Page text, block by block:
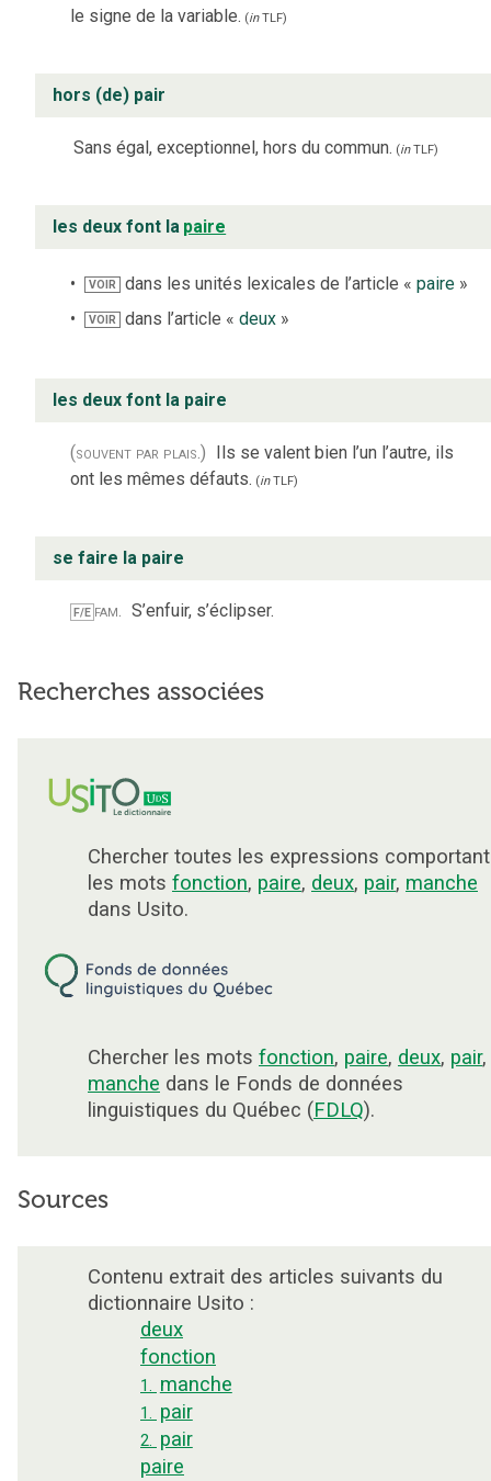
le signe de la variable. (inTLF)
hors (de) pair
Sans égal, exceptionnel, hors du commun. (inTLF)
les deux font la paire
VOIR dans les unités lexicales de l’article «paire »
VOIR dans l’article «deux »
les deux font la paire
(souvent par plais.) Ils se valent bien l’un l’autre, ils
ont les mêmes défauts. (inTLF)
se faire la paire
F/E fam. S’enfuir, s’éclipser.
Recherches associées
Chercher toutes les expressions comportant
les mots fonction, paire, deux, pair, manche
dans Usito.
Chercher les mots fonction, paire, deux, pair,
manche dans le Fonds de données
linguistiques du Québec (FDLQ).
Sources
Contenu extrait des articles suivants du
dictionnaire Usito :
deux
fonction
1. manche
1. pair
2. pair
paire